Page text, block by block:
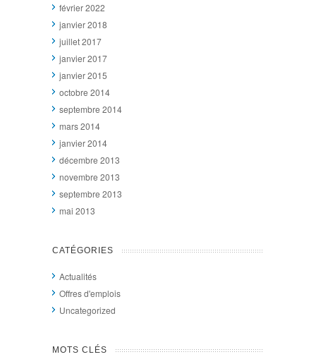
février 2022
janvier 2018
juillet 2017
janvier 2017
janvier 2015
octobre 2014
septembre 2014
mars 2014
janvier 2014
décembre 2013
novembre 2013
septembre 2013
mai 2013
CATÉGORIES
Actualités
Offres d'emplois
Uncategorized
MOTS CLÉS